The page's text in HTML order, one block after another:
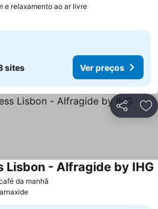
e relaxamento ao ar livre
sites Ver preços
Partilhar
da manhã
Lisbon - Alfragide by IHG